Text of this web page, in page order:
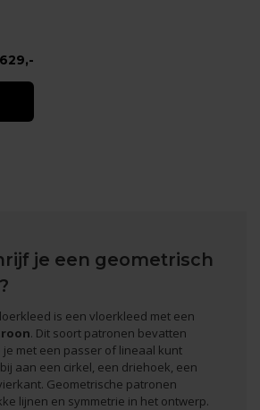
629,-
je een geometrisch
is een vloerkleed met een
. Dit soort patronen bevatten
met een passer of lineaal kunt
aan een cirkel, een driehoek, een
Geometrische patronen
lijnen en symmetrie in het ontwerp.